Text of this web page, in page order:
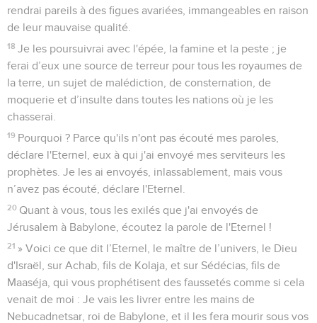
rendrai pareils à des figues avariées, immangeables en raison
de leur mauvaise qualité.
18 Je les poursuivrai avec l'épée, la famine et la peste ; je
ferai d’eux une source de terreur pour tous les royaumes de
la terre, un sujet de malédiction, de consternation, de
moquerie et d’insulte dans toutes les nations où je les
chasserai.
19 Pourquoi ? Parce qu'ils n'ont pas écouté mes paroles,
déclare l'Eternel, eux à qui j'ai envoyé mes serviteurs les
prophètes. Je les ai envoyés, inlassablement, mais vous
n’avez pas écouté, déclare l'Eternel.
20 Quant à vous, tous les exilés que j'ai envoyés de
Jérusalem à Babylone, écoutez la parole de l'Eternel !
21 » Voici ce que dit l’Eternel, le maître de l’univers, le Dieu
d'Israël, sur Achab, fils de Kolaja, et sur Sédécias, fils de
Maaséja, qui vous prophétisent des faussetés comme si cela
venait de moi : Je vais les livrer entre les mains de
Nebucadnetsar, roi de Babylone, et il les fera mourir sous vos